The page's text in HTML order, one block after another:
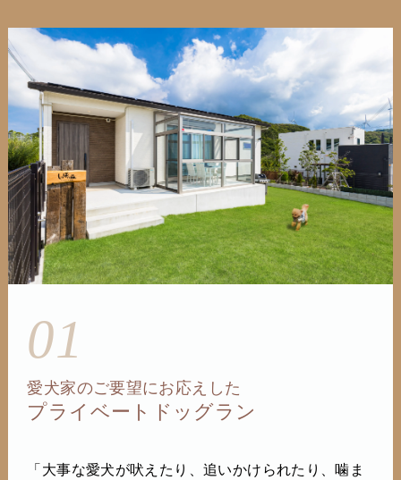
01
愛犬家のご要望にお応えした
プライベートドッグラン
「大事な愛犬が吠えたり、追いかけられたり、噛ま